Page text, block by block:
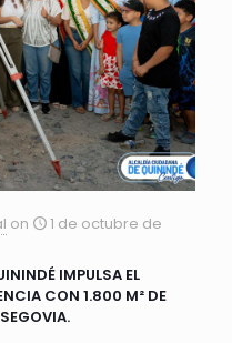
on
1 de octubre de
IMPULSA EL
CON 1.800 M² DE